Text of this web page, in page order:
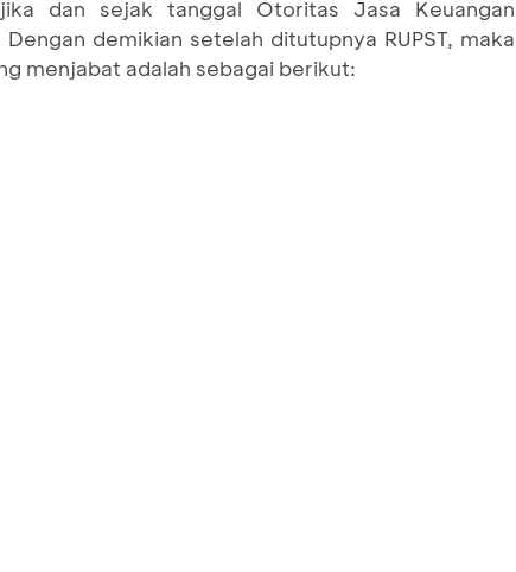
dan sejak tanggal Otoritas Jasa Keuangan
demikian setelah ditutupnya RUPST, maka
menjabat adalah sebagai berikut: